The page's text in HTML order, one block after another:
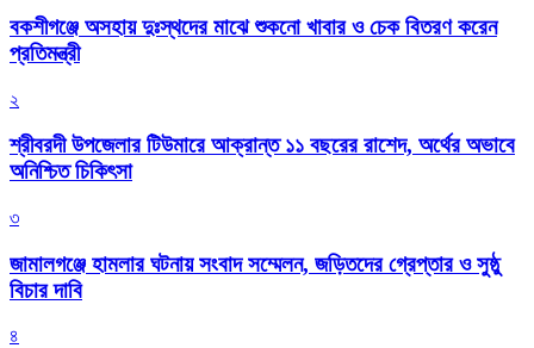
বকশীগঞ্জে অসহায় দুঃস্থদের মাঝে শুকনো খাবার ও চেক বিতরণ করেন
প্রতিমন্ত্রী
২
শ্রীবরদী উপজেলার টিউমারে আক্রান্ত ১১ বছরের রাশেদ, অর্থের অভাবে
অনিশ্চিত চিকিৎসা
৩
জামালগঞ্জে হামলার ঘটনায় সংবাদ সম্মেলন, জড়িতদের গ্রেপ্তার ও সুষ্ঠু
বিচার দাবি
৪